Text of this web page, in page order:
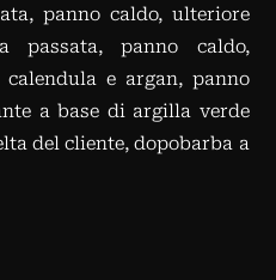
panno caldo, ulteriore
passata, panno caldo,
e argan, panno
a base di argilla verde
del cliente, dopobarba a